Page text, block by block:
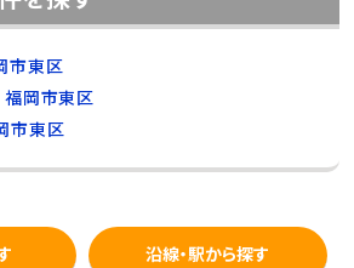
市東区
福岡市東区
市東区
沿線・駅から探す